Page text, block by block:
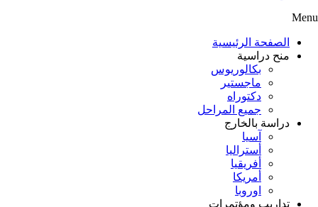
Menu
الصفحة الرئيسية
منح دراسية
بكالوريوس
ماجستير
دكتوراه
جميع المراحل
دراسة بالخارج
آسيا
أستراليا
أفريقيا
أمريكا
اوروبا
تداريب ومؤتمرات